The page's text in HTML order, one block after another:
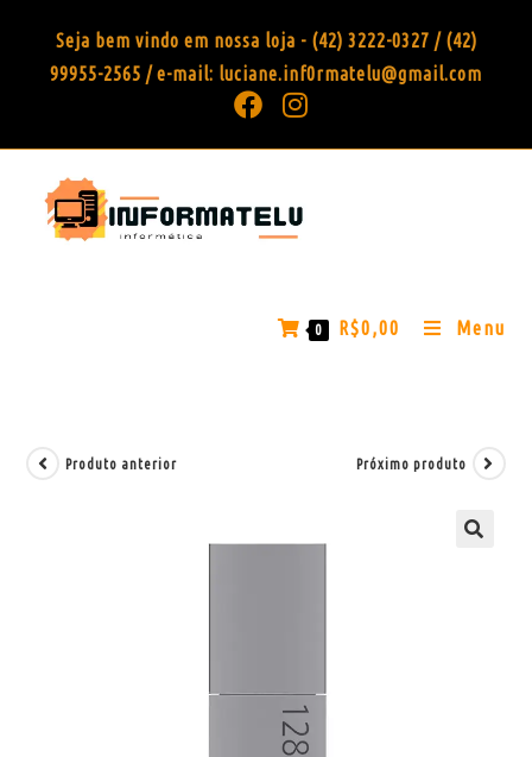
Seja bem vindo em nossa loja - (42) 3222-0327 / (42)
99955-2565 / e-mail: luciane.inf0rmatelu@gmail.com
0 R$0,00 Menu
Produto anterior Próximo produto